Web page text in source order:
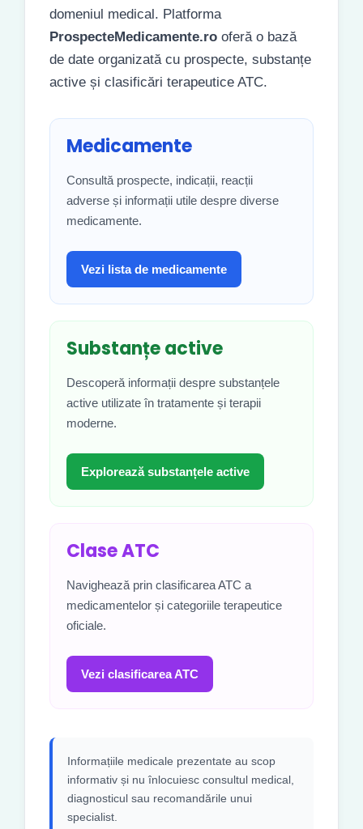
domeniul medical. Platforma
ProspecteMedicamente.ro oferă o bază
de date organizată cu prospecte, substanțe
active și clasificări terapeutice ATC.
Medicamente
Consultă prospecte, indicații, reacții
adverse și informații utile despre diverse
medicamente.
Vezi lista de medicamente
Substanțe active
Descoperă informații despre substanțele
active utilizate în tratamente și terapii
moderne.
Explorează substanțele active
Clase ATC
Navighează prin clasificarea ATC a
medicamentelor și categoriile terapeutice
oficiale.
Vezi clasificarea ATC
Informațiile medicale prezentate au scop
informativ și nu înlocuiesc consultul medical,
diagnosticul sau recomandările unui
specialist.